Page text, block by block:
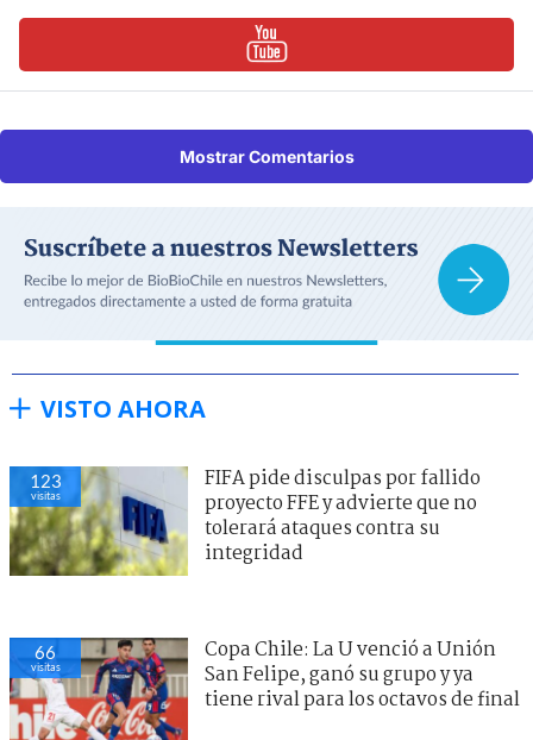
Mostrar Comentarios
VISTO AHORA
123
visitas
FIFA pide disculpas por fallido
proyecto FFE y advierte que no
tolerará ataques contra su
integridad
66
visitas
Copa Chile: La U venció a Unión
San Felipe, ganó su grupo y ya
tiene rival para los octavos de final